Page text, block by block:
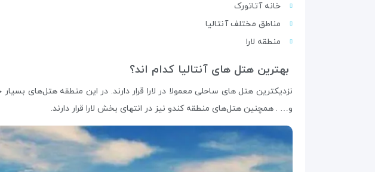
خانه آتاتورک
مناطق مختلف آنتالیا
منطقه لارا
بهترین هتل های آنتالیا کدام اند؟
نزدیکترین هتل های ساحلی معمولا در لارا قرار دارند. در این منطقه هتل‌های بسیار
و… . همچنین هتل‌های منطقه کندو نیز در انتهای بخش لارا قرار دارند.